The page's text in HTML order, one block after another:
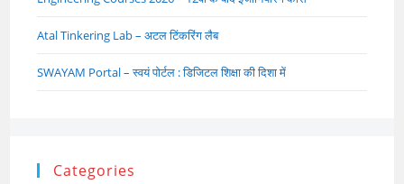
Atal Tinkering Lab – अटल टिंकरिंग लैब
SWAYAM Portal – स्वयं पोर्टल : डिजिटल शिक्षा की दिशा में
Categories